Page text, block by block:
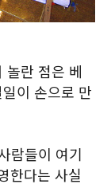
놀란 점은 베
이 손으로 만
람들이 여기
한다는 사실